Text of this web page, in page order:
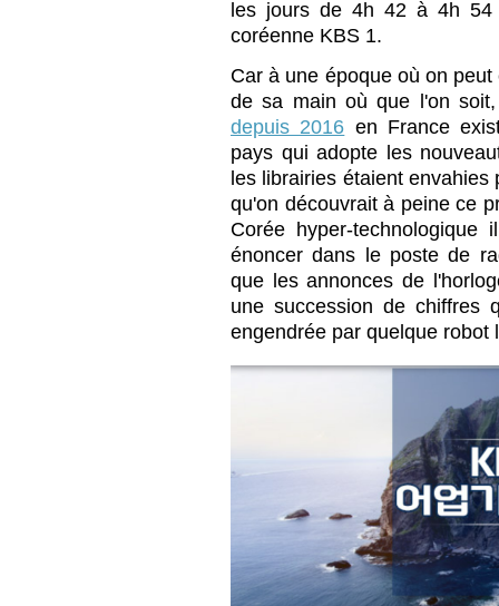
les jours de 4h 42 à 4h 54
coréenne KBS 1.
Car à une époque où on
de sa main où que l'on
depuis 2016 en France
pays qui adopte les
les librairies étaient
qu'on découvrait à peine ce
Corée hyper-
énoncer dans le poste de
que les annonces de
une succession de chiffres
engendrée par quelque robot